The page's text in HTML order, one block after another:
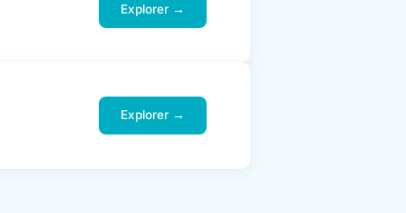
Explorer →
Explorer →